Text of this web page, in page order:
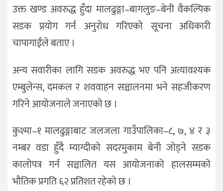
उक्त खण्ड अवरुद्ध हुँदा मालढुङ्गा–बागलुङ–बेनी वैकल्पिक
सडक प्रयोग गर्न अनुरोध गरिएको सूचना अधिकारी
चापागाईंले बताए ।
अन्य सवारीका लागि सडक अवरुद्ध भए पनि अत्यावश्यक
एम्बुलेन्स, दमकल र शववाहन सञ्चालनमा भने सहजीकरण
गरिने आयोजनाले जनाएको छ ।
कुश्मा–१ मालढुङ्गाबाट जलजला गाउँपालिका–८, ७, ४ र ३
नम्बर वडा हुँदै म्याग्दीको सदरमुकाम बेनी जोड्ने सडक
कालोपत्र गर्न सञ्चालित यस आयोजनाको हालसम्मको
भौतिक प्रगति ६२ प्रतिशत रहेको छ ।